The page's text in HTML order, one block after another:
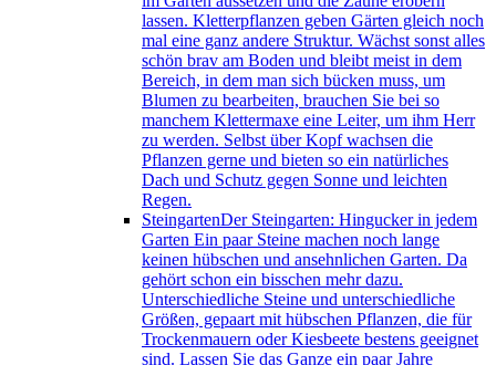
lassen. Kletterpflanzen geben Gärten gleich noch
mal eine ganz andere Struktur. Wächst sonst alles
schön brav am Boden und bleibt meist in dem
Bereich, in dem man sich bücken muss, um
Blumen zu bearbeiten, brauchen Sie bei so
manchem Klettermaxe eine Leiter, um ihm Herr
zu werden. Selbst über Kopf wachsen die
Pflanzen gerne und bieten so ein natürliches
Dach und Schutz gegen Sonne und leichten
Regen.
SteingartenDer Steingarten: Hingucker in jedem
Garten Ein paar Steine machen noch lange
keinen hübschen und ansehnlichen Garten. Da
gehört schon ein bisschen mehr dazu.
Unterschiedliche Steine und unterschiedliche
Größen, gepaart mit hübschen Pflanzen, die für
Trockenmauern oder Kiesbeete bestens geeignet
sind. Lassen Sie das Ganze ein paar Jahre